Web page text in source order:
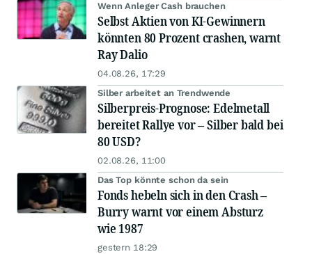
Wenn Anleger Cash brauchen
Selbst Aktien von KI-Gewinnern
könnten 80 Prozent crashen, warnt
Ray Dalio
04.08.26, 17:29
Silber arbeitet an Trendwende
Silberpreis-Prognose: Edelmetall
bereitet Rallye vor – Silber bald bei
80 USD?
02.08.26, 11:00
Das Top könnte schon da sein
Fonds hebeln sich in den Crash –
Burry warnt vor einem Absturz
wie 1987
gestern 18:29